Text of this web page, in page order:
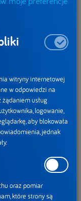
witryny internetowej
w odpowiedzi na
usług
logowanie,
aby blokowała
jednak
oraz pomiar
które strony są